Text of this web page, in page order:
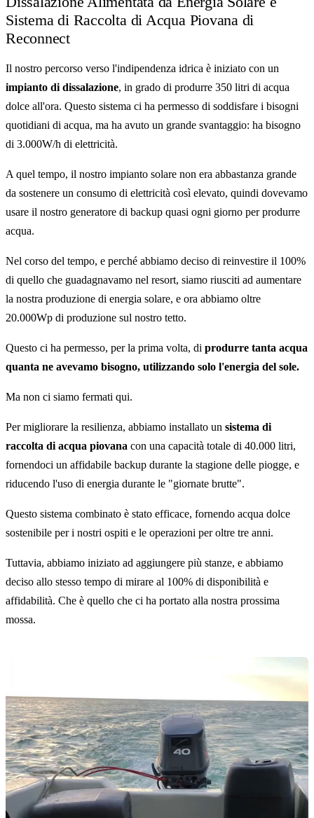
Sistema di Raccolta di Acqua Piovana di
Reconnect
Il nostro percorso verso l'indipendenza idrica è iniziato con un
impianto di dissalazione, in grado di produrre 350 litri di acqua
dolce all'ora. Questo sistema ci ha permesso di soddisfare i bisogni
quotidiani di acqua, ma ha avuto un grande svantaggio: ha bisogno
di 3.000W/h di elettricità.
A quel tempo, il nostro impianto solare non era abbastanza grande
da sostenere un consumo di elettricità così elevato, quindi dovevamo
usare il nostro generatore di backup quasi ogni giorno per produrre
acqua.
Nel corso del tempo, e perché abbiamo deciso di reinvestire il 100%
di quello che guadagnavamo nel resort, siamo riusciti ad aumentare
la nostra produzione di energia solare, e ora abbiamo oltre
20.000Wp di produzione sul nostro tetto.
Questo ci ha permesso, per la prima volta, di produrre tanta acqua
quanta ne avevamo bisogno, utilizzando solo l'energia del sole.
Ma non ci siamo fermati qui.
Per migliorare la resilienza, abbiamo installato un sistema di
raccolta di acqua piovana con una capacità totale di 40.000 litri,
fornendoci un affidabile backup durante la stagione delle piogge, e
riducendo l'uso di energia durante le "giornate brutte".
Questo sistema combinato è stato efficace, fornendo acqua dolce
sostenibile per i nostri ospiti e le operazioni per oltre tre anni.
Tuttavia, abbiamo iniziato ad aggiungere più stanze, e abbiamo
deciso allo stesso tempo di mirare al 100% di disponibilità e
affidabilità. Che è quello che ci ha portato alla nostra prossima
mossa.